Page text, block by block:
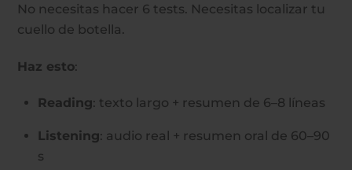
No necesitas hacer 6 tests. Necesitas localizar tu
cuello de botella.
Haz esto:
Reading: texto largo + resumen de 6–8 líneas
Listening: audio real + resumen oral de 60–90
s